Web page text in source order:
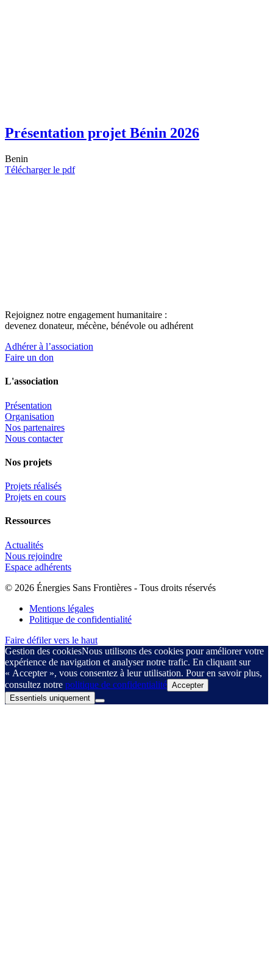
Présentation projet Bénin 2026
Benin
Télécharger le pdf
Rejoignez notre engagement humanitaire :
devenez donateur, mécène, bénévole ou adhérent
Adhérer à l’association
Faire un don
L'association
Présentation
Organisation
Nos partenaires
Nous contacter
Nos projets
Projets réalisés
Projets en cours
Ressources
Actualités
Nous rejoindre
Espace adhérents
© 2026 Énergies Sans Frontières - Tous droits réservés
Mentions légales
Politique de confidentialité
Faire défiler vers le haut
Gestion des cookiesNous utilisons des cookies pour améliorer votre
expérience de navigation et analyser notre trafic. En cliquant sur
« Accepter », vous consentez à leur utilisation. Pour en savoir plus,
consultez notre politique de confidentialité Accepter
Essentiels uniquement